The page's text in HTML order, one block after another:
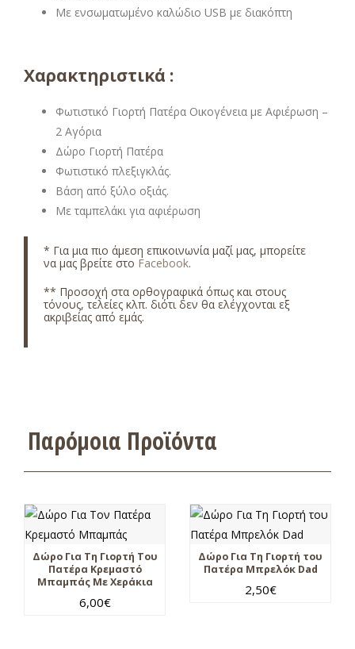
Με ενσωματωμένο καλώδιο USB με διακόπτη
Χαρακτηριστικά :
Φωτιστικό Γιορτή Πατέρα Οικογένεια με Αφιέρωση –
2 Αγόρια
Δώρο Γιορτή Πατέρα
Φωτιστικό πλεξιγκλάς.
Βάση από ξύλο οξιάς.
Με ταμπελάκι για αφιέρωση
* Για μια πιο άμεση επικοινωνία μαζί μας, μπορείτε
να μας βρείτε στο Facebook.
** Προσοχή στα ορθογραφικά όπως και στους
τόνους, τελείες κλπ. διότι δεν θα ελέγχονται εξ
ακριβείας από εμάς.
Παρόμοια Προϊόντα
Δώρο Για Τη Γιορτή Του
Πατέρα Κρεμαστό
Μπαμπάς Με Χεράκια
6,00€
Δώρο Για Τη Γιορτή του
Πατέρα Μπρελόκ Dad
2,50€